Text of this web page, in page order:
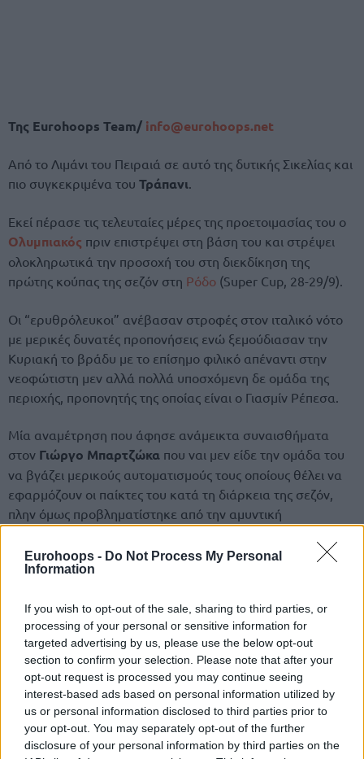
Eurohoops - Do Not Process My Personal
Information
If you wish to opt-out of the sale, sharing to third parties, or
processing of your personal or sensitive information for
targeted advertising by us, please use the below opt-out
section to confirm your selection. Please note that after your
opt-out request is processed you may continue seeing
interest-based ads based on personal information utilized by
us or personal information disclosed to third parties prior to
your opt-out. You may separately opt-out of the further
disclosure of your personal information by third parties on the
Της Eurohoops Team/ info@eurohoops.net
Από το Λιμάνι του Πειραιά σε αυτό της δυτικής Σικελίας και
πιο συγκεκριμένα του Τράπανι.
Εκεί πέρασε τις τελευταίες μέρες της προετοιμασίας του ο
Ολυμπιακός πριν επιστρέψει στη βάση του και στρέψει
ολοκληρωτικά την προσοχή του στη διεκδίκηση της
πρώτης κούπας της σεζόν στη Ρόδο (Super Cup, 28-29/9).
Οι “ερυθρόλευκοι” ανέβασαν στροφές στον ιταλικό νότο
με μερικές δυνατές προπονήσεις ενώ ξεμούδιασαν την
Κυριακή το βράδυ με το επίσημο φιλικό απέναντι στην
νεοφώτιστη μεν αλλά πολλά υποσχόμενη δε ομάδα της
περιοχής, προπονητής της οποίας είναι ο Γιασμίν Ρέπεσα.
Μία αναμέτρηση που άφησε ανάμεικτα συναισθήματα
στον Γιώργο Μπαρτζώκα που ναι μεν είδε την ομάδα του
να βγάζει μερικούς αυτοματισμούς τους οποίους θέλει να
εφαρμόζουν οι παίκτες του κατά τη διάρκεια της σεζόν,
πλην όμως προβληματίστηκε από την αμυντική
υπέρ τουΟλυμπιακούτο τελικό σκορ) στη συνέντευξη
Τύπου.
Οι Πειραιώτες ταξίδεψαν στη Σικελία με πλήρες ρόστερ 17
παικτών, με τους τραυματίες Μουστάφα Φαλ,Νίκολα
Μιλουτίνοφ,Σακίλ ΜακΚίσικκαι Κίναν Έβανς να
συνεχίζουν εκεί την αποθεραπεία τους.